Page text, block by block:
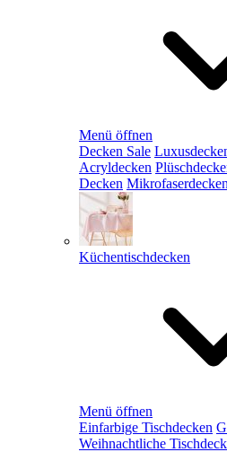
Menü öffnen
Decken Sale
Acryldecken
Decken Mikrofaserdecken
Küchentischdecken
Menü öffnen
Einfarbige Tischdecken
Weihnachtliche